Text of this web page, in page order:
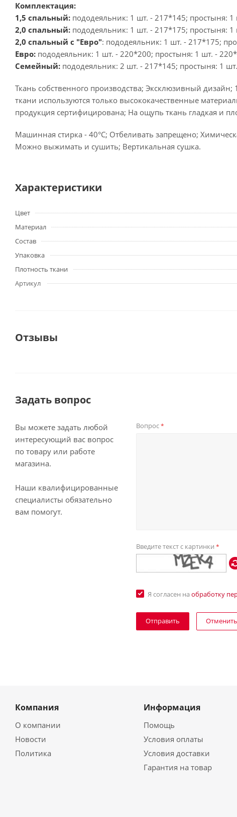
Комплектация:
1,5 спальный: пододеяльник: 1 шт. - 217*145; простыня:
2,0 спальный: пододеяльник: 1 шт. - 217*175; простыня:
2,0 спальный с "Евро": пододеяльник: 1 шт. - 217*175;
Евро: пододеяльник: 1 шт. - 220*200; простыня: 1 шт. -
Семейный: пододеяльник: 2 шт. - 217*145; простыня: 1
Ткань собственного производства; Эксклюзивный
ткани используются только высококачественные
продукция сертифицирована; На ощупь ткань гладкая и
Машинная стирка - 40°C; Отбеливать запрещено;
Можно выжимать и сушить; Вертикальная сушка.
Характеристики
Цвет
Материал
Состав
Упаковка
Плотность ткани
Артикул
Отзывы
Задать вопрос
Вы можете задать любой
интересующий вас вопрос
по товару или работе
магазина.
Наши квалифицированные
специалисты обязательно
вам помогут.
Вопрос*
Введите текст с картинки*
Я согласен наобработку
Отменить
Компания
О компании
Новости
Политика
Информация
Помощь
Условия оплаты
Условия доставки
Гарантия на товар